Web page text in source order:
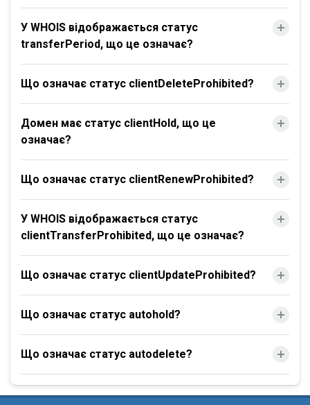
У WHOIS відображається статус
transferPeriod, що це означає?
Що означає статус clientDeleteProhibited?
Домен має статус clientHold, що це
означає?
Що означає статус clientRenewProhibited?
У WHOIS відображається статус
clientTransferProhibited, що це означає?
Що означає статус clientUpdateProhibited?
Що означає статус autohold?
Що означає статус autodelete?